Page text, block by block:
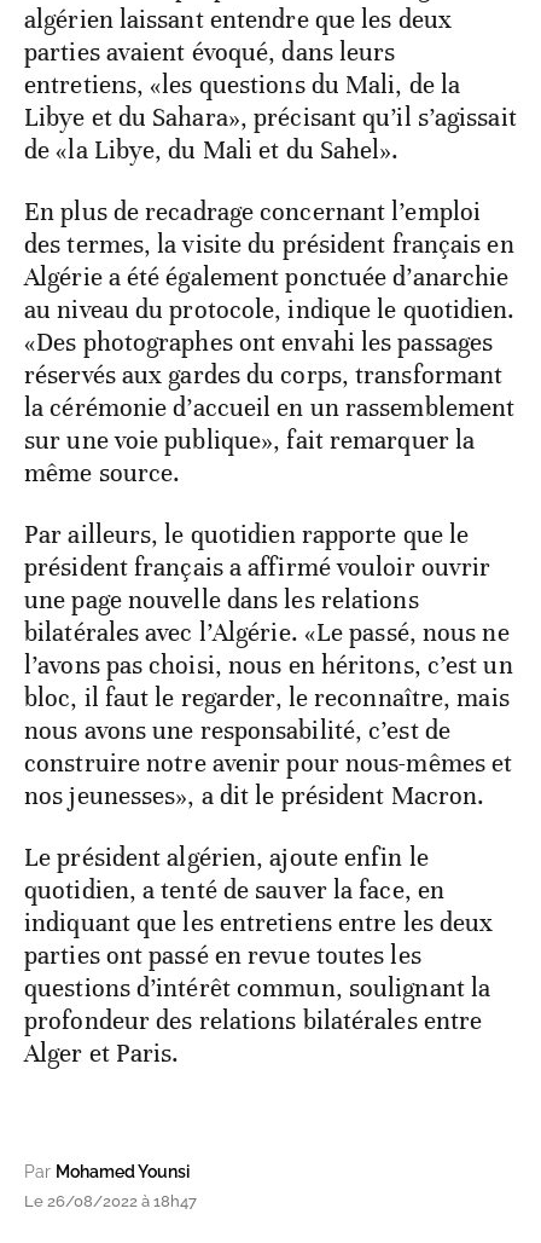
algérien laissant entendre que les deux
parties avaient évoqué, dans leurs
entretiens, «les questions du Mali, de la
Libye et du Sahara», précisant qu’il s’agissait
de «la Libye, du Mali et du Sahel».
En plus de recadrage concernant l’emploi
des termes, la visite du président français en
Algérie a été également ponctuée d’anarchie
au niveau du protocole, indique le quotidien.
«Des photographes ont envahi les passages
réservés aux gardes du corps, transformant
la cérémonie d’accueil en un rassemblement
sur une voie publique», fait remarquer la
même source.
Par ailleurs, le quotidien rapporte que le
président français a affirmé vouloir ouvrir
une page nouvelle dans les relations
bilatérales avec l’Algérie. «Le passé, nous ne
l’avons pas choisi, nous en héritons, c’est un
bloc, il faut le regarder, le reconnaître, mais
nous avons une responsabilité, c’est de
construire notre avenir pour nous-mêmes et
nos jeunesses», a dit le président Macron.
Le président algérien, ajoute enfin le
quotidien, a tenté de sauver la face, en
indiquant que les entretiens entre les deux
parties ont passé en revue toutes les
questions d’intérêt commun, soulignant la
profondeur des relations bilatérales entre
Alger et Paris.
Par Mohamed Younsi
Le 26/08/2022 à 18h47